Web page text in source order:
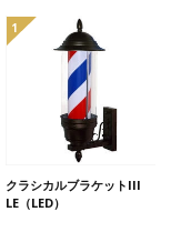
1
クラシカルブラケットIII
LE（LED）